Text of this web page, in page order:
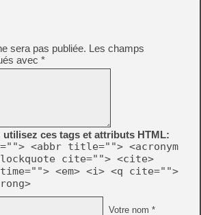
sera pas publiée. Les champs
avec *
utilisez ces tags et attributs HTML:
<abbr title=""> <acronym
cite=""> <cite>
<em> <i> <q cite="">
Votre nom *